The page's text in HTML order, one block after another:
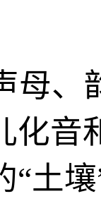
母、
化音
“土